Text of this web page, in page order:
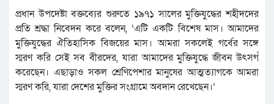
প্রধান উপদেষ্টা বক্তব্যের শুরুতে ১৯৭১ সালের মুক্তিযুদ্ধের শহীদদের
প্রতি শ্রদ্ধা নিবেদন করে বলেন, ‘এটি একটি বিশেষ মাস। আমাদের
মুক্তিযুদ্ধের ঐতিহাসিক বিজয়ের মাস। আমরা সকলেই গর্বের সঙ্গে
স্মরণ করি সেই সব বীরদের, যারা আমাদের মুক্তিযুদ্ধে জীবন উৎসর্গ
করেছেন। এছাড়াও সকল শ্রেণিপেশার মানুষের আত্মত্যাগকে আমরা
স্মরণ করি, যারা দেশের মুক্তির সংগ্রামে অবদান রেখেছেন।’